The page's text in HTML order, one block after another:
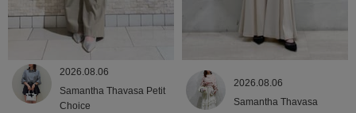
2026.08.06
Samantha Thavasa Petit
Choice
2026.08.06
Samantha Thavasa